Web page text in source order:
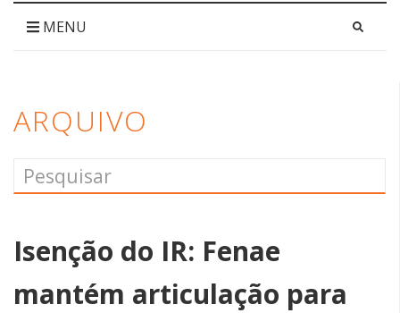
MENU
ARQUIVO
Isenção do IR: Fenae
mantém articulação para